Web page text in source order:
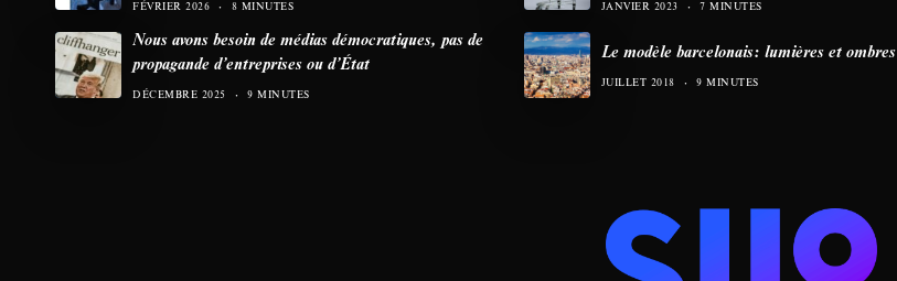
FÉVRIER 2026 8 MINUTES
Nous avons besoin de médias démocratiques, pas de
propagande d’entreprises ou d’État
DÉCEMBRE 2025 9 MINUTES
JANVIER 2023 7 MINUTES
Le modèle barcelonais: lumières et ombres
JUILLET 2018 9 MINUTES